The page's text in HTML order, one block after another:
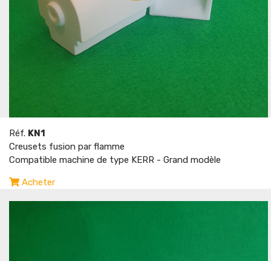
Réf. KN1
Creusets fusion par flamme
Compatible machine de type KERR - Grand modèle
Acheter